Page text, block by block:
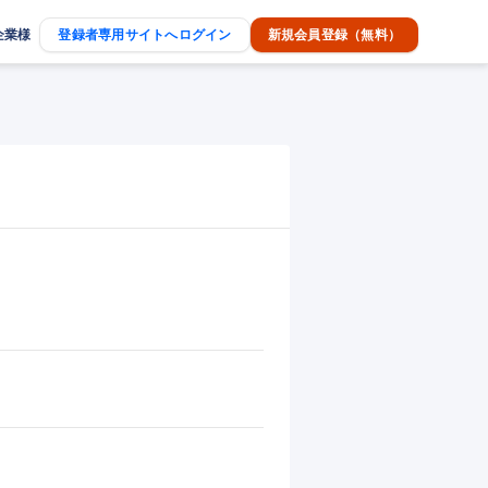
業様 登録者専用サイトへログイン 新規会員登録（無料）